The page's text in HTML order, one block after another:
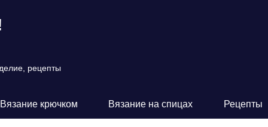
рецепты
Вязание крючком Вязание на спицах Рецепты